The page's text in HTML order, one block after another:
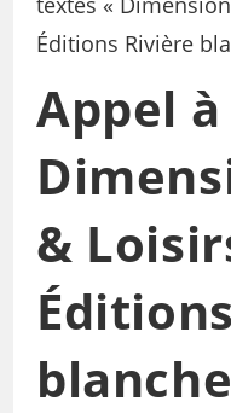
Appel
&
blanche